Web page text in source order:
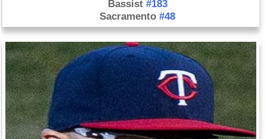
Bassist #183
Sacramento #48